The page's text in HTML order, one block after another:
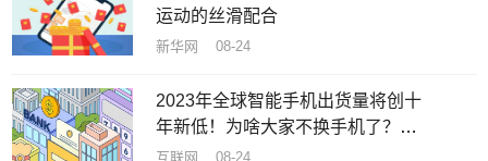
运动的丝滑配合
新华网 08-24
2023年全球智能手机出货量将创十
年新低！为啥大家不换手机了？机
构揭秘原因
互联网 08-24